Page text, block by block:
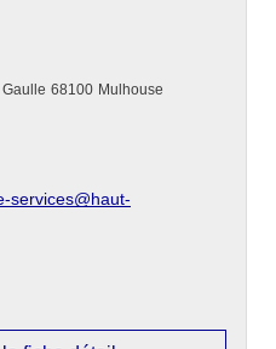
68100 Mulhouse
services@haut-